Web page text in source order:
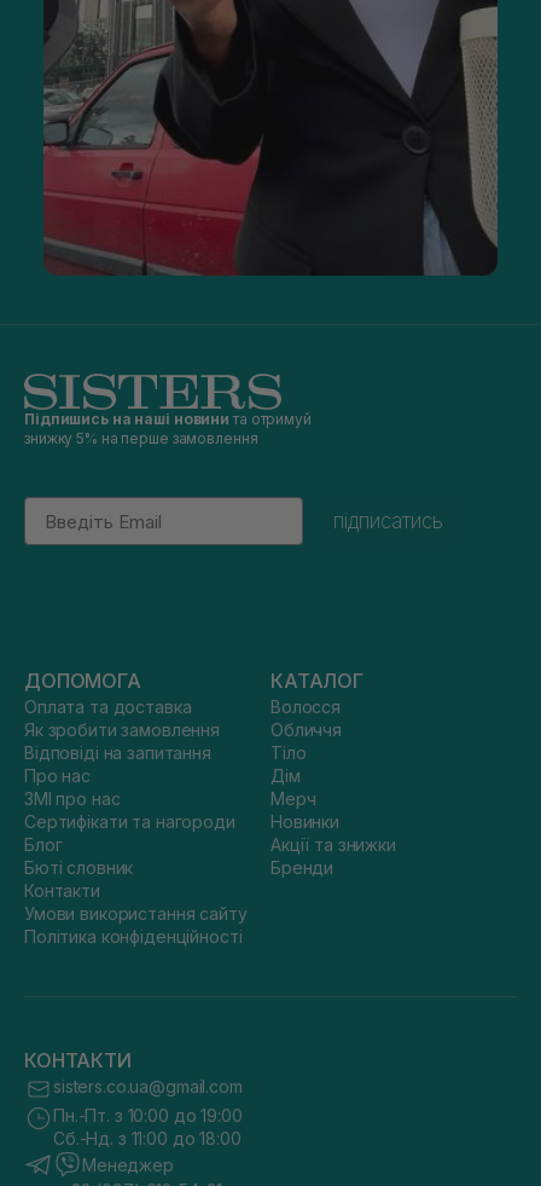
Підпишись на наші новини та отримуй
знижку 5% на перше замовлення
Email
підписатись
ДОПОМОГА
Оплата та доставка
Як зробити замовлення
Відповіді на запитання
Про нас
ЗМІ про нас
Сертифікати та нагороди
Блог
Бюті словник
Контакти
Умови використання сайту
Політика конфіденційності
КАТАЛОГ
Волосся
Обличчя
Тіло
Дім
Мерч
Новинки
Акції та знижки
Бренди
КОНТАКТИ
sisters.co.ua@gmail.com
Пн.-Пт. з 10:00 до 19:00
Сб.-Нд. з 11:00 до 18:00
Менеджер